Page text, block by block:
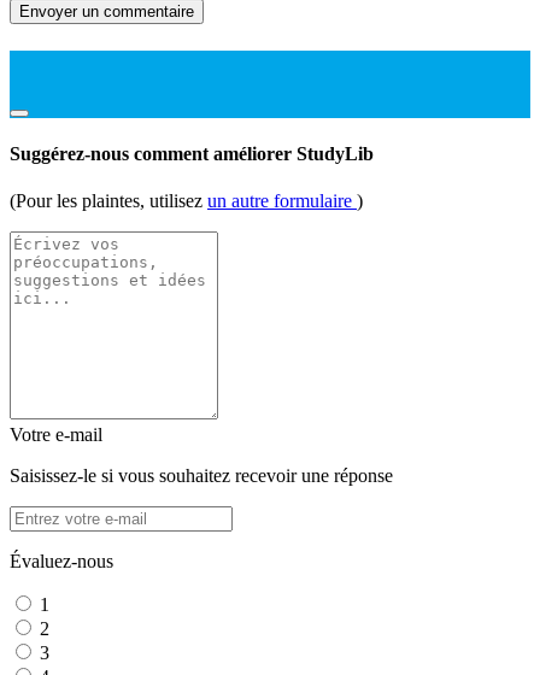
Envoyer un commentaire
Suggérez-nous comment améliorer StudyLib
(Pour les plaintes, utilisez un autre formulaire )
Votre e-mail
Saisissez-le si vous souhaitez recevoir une réponse
Évaluez-nous
1
2
3